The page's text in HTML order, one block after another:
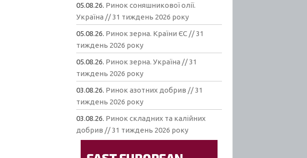
05.08.26. Ринок соняшникової олії.
Україна // 31 тиждень 2026 року
05.08.26. Ринок зерна. Країни ЄС // 31
тиждень 2026 року
05.08.26. Ринок зерна. Україна // 31
тиждень 2026 року
03.08.26. Ринок азотних добрив // 31
тиждень 2026 року
03.08.26. Ринок складних та калійних
добрив // 31 тиждень 2026 року